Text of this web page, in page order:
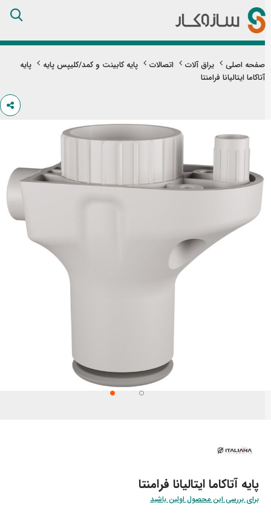
Skip
to
Content
صفحه اصلی یراق آلات اتصالات پایه کابینت و کمد/کلیپس پایه
پایه
آتاکاما ایتالیانا فرامنتا
پایه آتاکاما ایتالیانا فرامنتا
برای بررسی این محصول اولین باشید